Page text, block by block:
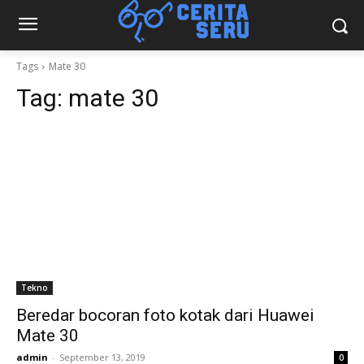
Tags Mate 30
Tag: mate 30
Tekno
Beredar bocoran foto kotak dari Huawei
Mate 30
admin - September 13, 2019 0